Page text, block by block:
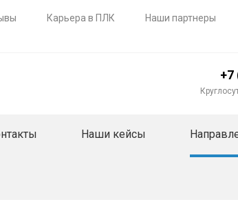
Карьера в ПЛК Наши партнеры
+7
Наши кейсы